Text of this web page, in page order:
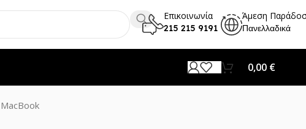
Επικοινωνία
215 215 9191
Άμεση
Πανελλαδικά
0,00 €